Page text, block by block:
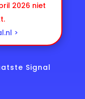
2026 niet
>
Signal